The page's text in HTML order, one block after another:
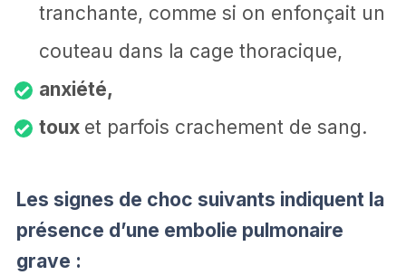
tranchante, comme si on enfonçait un
couteau dans la cage thoracique,
anxiété,
toux et parfois crachement de sang.
Les signes de choc suivants indiquent la
présence d’une embolie pulmonaire
grave :